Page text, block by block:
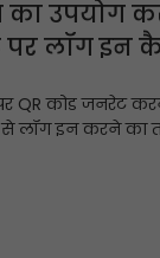
का उपयोग
पर लॉग इन
QR कोड जनरेट
लॉग इन करने का